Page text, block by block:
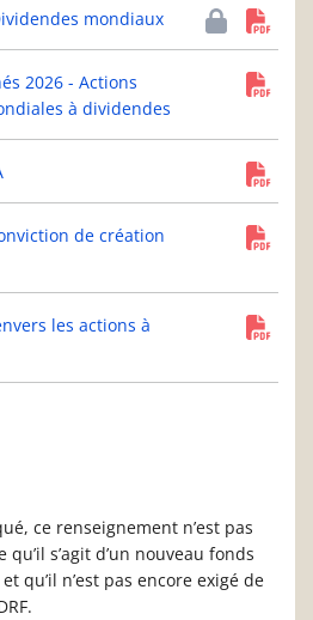
mondiaux
2026 - Actions
à dividendes
de création
les actions à
ce renseignement n’est pas
s’agit d’un nouveau fonds
qu’il n’est pas encore exigé de